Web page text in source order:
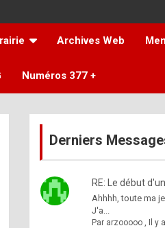
Archives Web
Numéros 377 +
Derniers
RE: Le début
Ahhhh, toute ma
J'a...
Par arzooooo, Il y